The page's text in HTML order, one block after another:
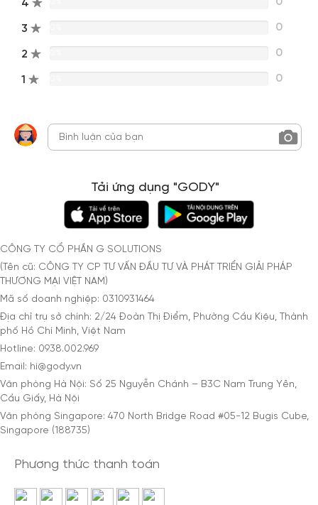
4
3 0
2 0
1 0
Tải ứng dụng "GODY"
CÔNG TY CỔ PHẦN G SOLUTIONS
(Tên cũ: CÔNG TY CP TƯ VẤN ĐẦU TƯ VÀ PHÁT TRIỂN GIẢI PHÁP
THƯƠNG MẠI VIỆT NAM)
Mã số doanh nghiệp: 0310931464
Địa chỉ trụ sở chính: 2/24 Đoàn Thị Điểm, Phường Cầu Kiệu, Thành
phố Hồ Chí Minh, Việt Nam
Hotline: 0938.002.969
Email: hi@gody.vn
Văn phòng Hà Nội: Số 25 Nguyễn Chánh – B3C Nam Trung Yên,
Cầu Giấy, Hà Nội
Văn phòng Singapore: 470 North Bridge Road #05-12 Bugis Cube,
Singapore (188735)
Phương thức thanh toán